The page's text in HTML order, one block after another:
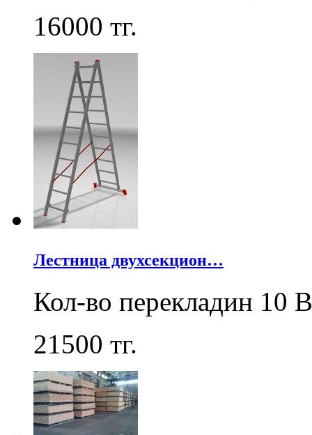
16000 тг.
Лестница двухсекцион…
Кол-во перекладин 10
21500 тг.